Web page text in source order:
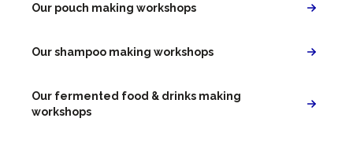
Our pouch making workshops
Our shampoo making workshops
Our fermented food & drinks making
workshops